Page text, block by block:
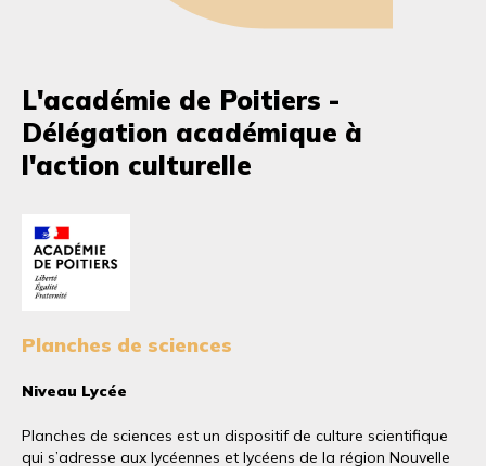
L'académie de Poitiers -
Délégation académique à
l'action culturelle
Planches de sciences
Niveau Lycée
Planches de sciences est un dispositif de culture scientifique
qui s’adresse aux lycéennes et lycéens de la région Nouvelle